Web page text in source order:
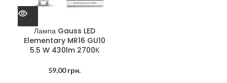
Лампа Gauss LED
Elementary MR16 GU10
5.5 W 430lm 2700К
59,00грн.